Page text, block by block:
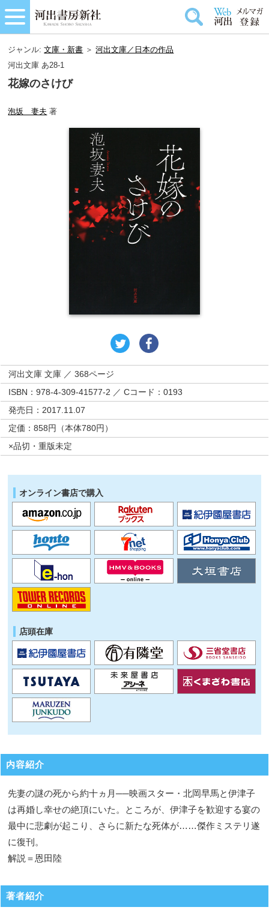
ジャンル:文庫・新書 ＞河出文庫／日本の作品
河出文庫 あ28-1
花嫁のさけび
泡坂 妻夫 著
河出文庫 文庫 ／ 368ページ
ISBN：978-4-309-41577-2 ／ Cコード：0193
発売日：2017.11.07
定価：858円（本体780円）
×品切・重版未定
オンライン書店で購入
店頭在庫
内容紹介
先妻の謎の死から約十ヵ月──映画スター・北岡早馬と伊津子
は再婚し幸せの絶頂にいた。ところが、伊津子を歓迎する宴の
最中に悲劇が起こり、さらに新たな死体が……傑作ミステリ遂
に復刊。
解説＝恩田陸
著者紹介